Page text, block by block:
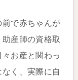
で赤ちゃんが
産師の資格取
お産と関わっ
く、実際に自